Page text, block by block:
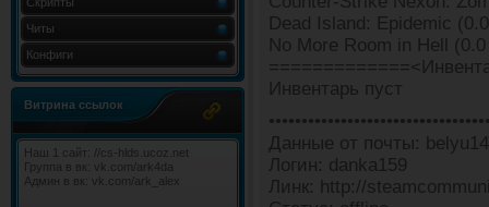
Читы
Конфиги
Витрина ссылок
Наш 1 сайт: //cs-hlds.ucoz.net
Группа в вк: vk.com/ark4da
Админ в вк: vk.com/ark_alex
Dead Island: Epidemic
No More Room in Hell
Инвентарь пуст
Данные от почты:
Логин: danka159
Линк: http://